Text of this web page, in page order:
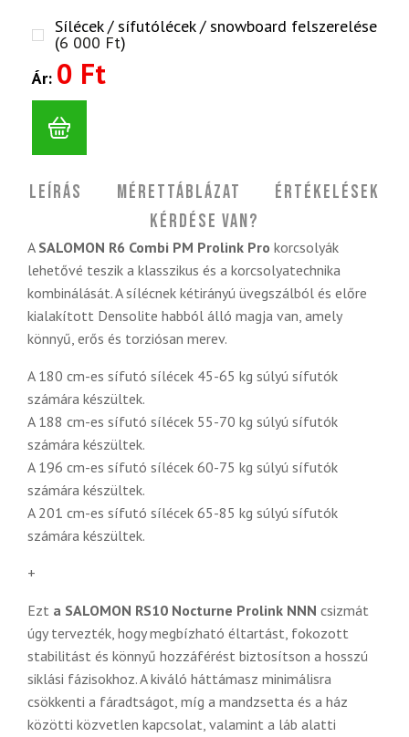
Sílécek / sífutólécek / snowboard felszerelése
(6 000 Ft)
Ár: 0 Ft
Leírás Mérettáblázat
Értékelések
Kérdése van?
A SALOMON R6 Combi PM Prolink Pro korcsolyák
lehetővé teszik a klasszikus és a korcsolyatechnika
kombinálását. A sílécnek kétirányú üvegszálból és előre
kialakított Densolite habból álló magja van, amely
könnyű, erős és torziósan merev.
A 180 cm-es sífutó sílécek 45-65 kg súlyú sífutók
számára készültek.
A 188 cm-es sífutó sílécek 55-70 kg súlyú sífutók
számára készültek.
A 196 cm-es sífutó sílécek 60-75 kg súlyú sífutók
számára készültek.
A 201 cm-es sífutó sílécek 65-85 kg súlyú sífutók
számára készültek.
+
Ezt a SALOMON RS10 Nocturne Prolink NNN csizmát
úgy tervezték, hogy megbízható éltartást, fokozott
stabilitást és könnyű hozzáférést biztosítson a hosszú
siklási fázisokhoz. A kiváló háttámasz minimálisra
csökkenti a fáradtságot, míg a mandzsetta és a ház
közötti közvetlen kapcsolat, valamint a láb alatti